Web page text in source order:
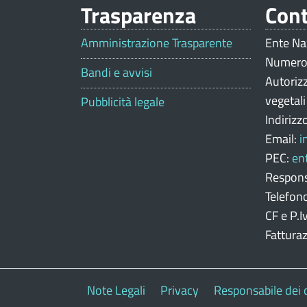
Trasparenza
Amministrazione Trasparente
Bandi e avvisi
Pubblicità legale
Ente
Email:
PEC:
CF e
Note Legali Privacy Responsabile